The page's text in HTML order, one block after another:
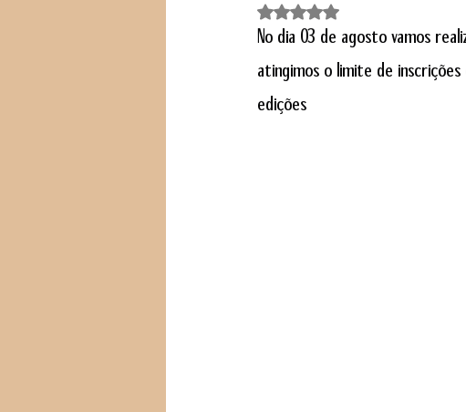
Musica
Atividade Fisica
Comunidade
Avaliado com NaN de 5
No dia 03 de agosto vamos
atingimos o limite de
edições